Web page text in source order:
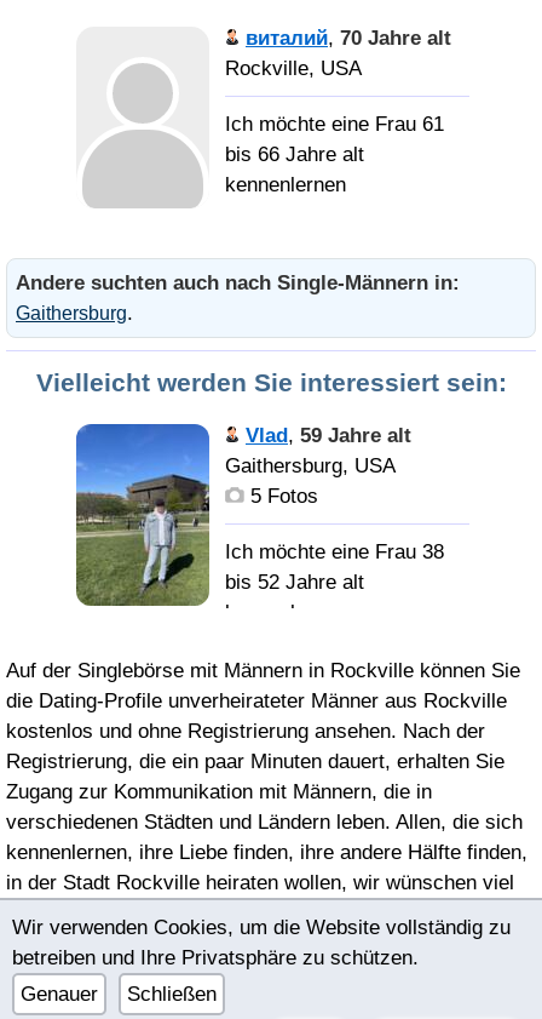
виталий, 70 Jahre alt
Rockville, USA
Ich möchte eine Frau 61
bis 66 Jahre alt
kennenlernen
мог... не делал людям
зла, любил цветы и
наслаждался солнцем...
оконце оно слепило по
утрам глаза...
домоседку с высшим
образованием.
остальное выяснится
при личном контакте.
Andere suchten auch nach Single-Männern in:
Gaithersburg.
Vielleicht werden Sie interessiert sein:
Vlad, 59 Jahre alt
Gaithersburg, USA
5 Fotos
Ich möchte eine Frau 38
bis 52 Jahre alt
kennenlernen
Auf der Singlebörse mit Männern in Rockville können Sie
die Dating-Profile unverheirateter Männer aus Rockville
kostenlos und ohne Registrierung ansehen. Nach der
Registrierung, die ein paar Minuten dauert, erhalten Sie
Zugang zur Kommunikation mit Männern, die in
verschiedenen Städten und Ländern leben. Allen, die sich
kennenlernen, ihre Liebe finden, ihre andere Hälfte finden,
in der Stadt Rockville heiraten wollen, wir wünschen viel
© 2022–2026 Internationale Singlebörse bimeon.date |
Nutzungsbedingungen
Wir verwenden Cookies, um die Website vollständig zu
betreiben und Ihre Privatsphäre zu schützen.
Genauer
Schließen